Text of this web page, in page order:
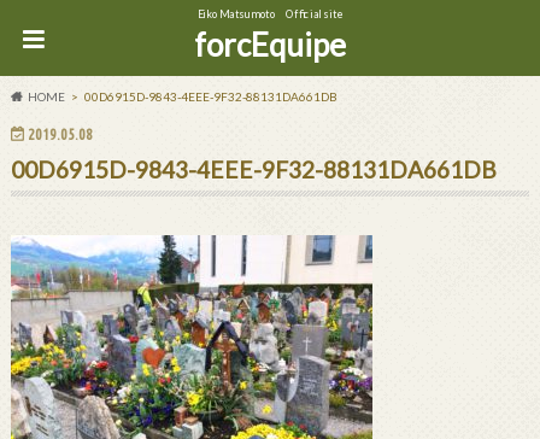
Eiko Matsumoto Official site
forcEquipe
HOME 00D6915D-9843-4EEE-9F32-88131DA661DB
2019.05.08
00D6915D-9843-4EEE-9F32-88131DA661DB